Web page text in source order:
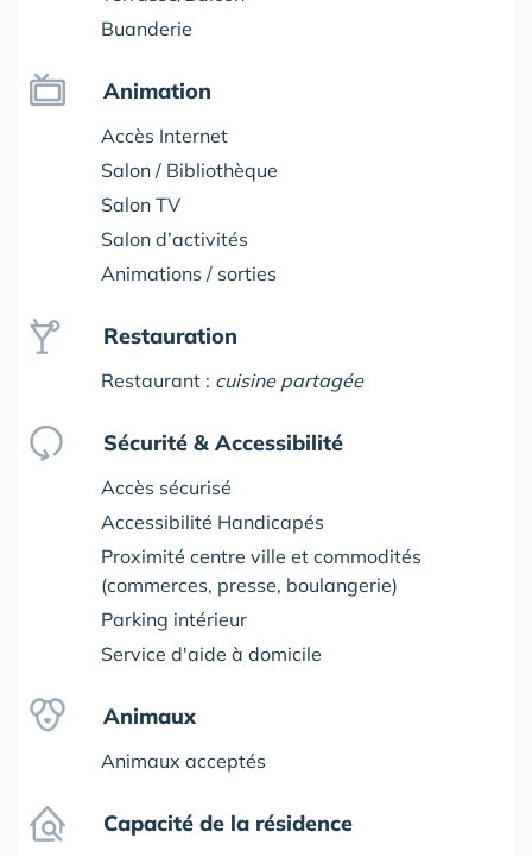
Buanderie
Animation
Accès Internet
Salon / Bibliothèque
Salon TV
Salon d’activités
Animations / sorties
Restauration
Restaurant : cuisine partagée
Sécurité & Accessibilité
Accès sécurisé
Accessibilité Handicapés
Proximité centre ville et commodités
(commerces, presse, boulangerie)
Parking intérieur
Service d'aide à domicile
Animaux
Animaux acceptés
Capacité de la résidence